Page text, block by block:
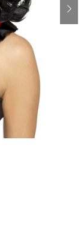
Kontakty
údajů